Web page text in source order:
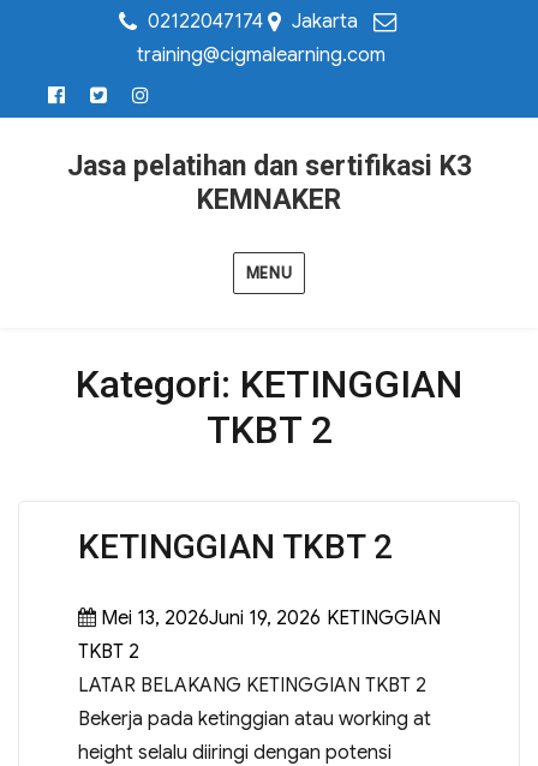
02122047174
Jakarta
training@cigmalearning.com
Jasa pelatihan dan sertifikasi K3
KEMNAKER
MENU
Kategori: KETINGGIAN
TKBT 2
KETINGGIAN TKBT 2
Mei 13, 2026Juni 19, 2026 KETINGGIAN
TKBT 2
LATAR BELAKANG KETINGGIAN TKBT 2
Bekerja pada ketinggian atau working at
height selalu diiringi dengan potensi